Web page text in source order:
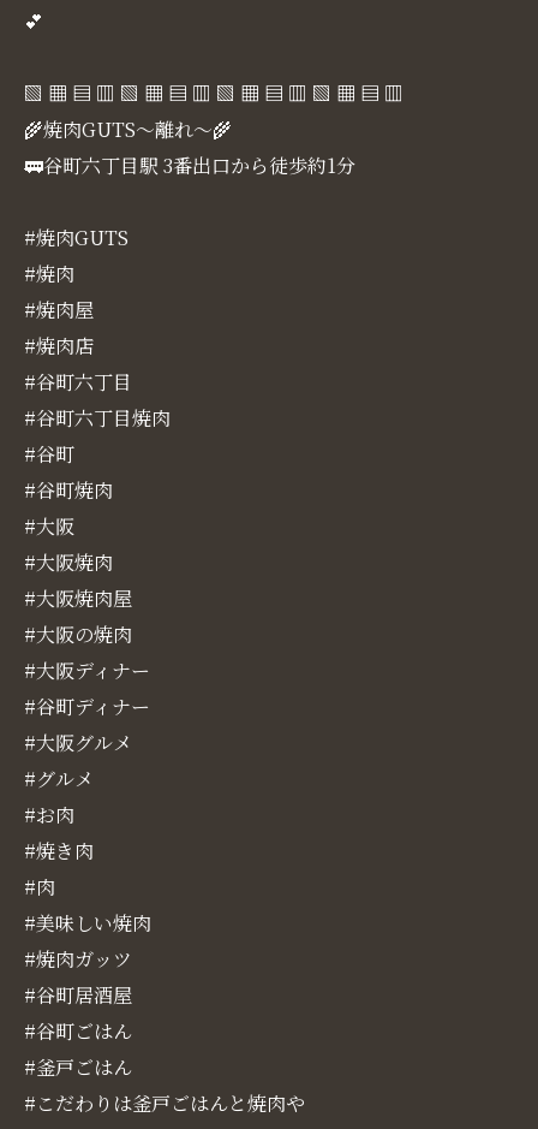
💕
▧ ▦ ▤ ▥ ▧ ▦ ▤ ▥ ▧ ▦ ▤ ▥ ▧ ▦ ▤ ▥
🌾焼肉GUTS～離れ～🌾
🚃谷町六丁目駅 3番出口から徒歩約1分
#焼肉GUTS
#焼肉
#焼肉屋
#焼肉店
#谷町六丁目
#谷町六丁目焼肉
#谷町
#谷町焼肉
#大阪
#大阪焼肉
#大阪焼肉屋
#大阪の焼肉
#大阪ディナー
#谷町ディナー
#大阪グルメ
#グルメ
#お肉
#焼き肉
#肉
#美味しい焼肉
#焼肉ガッツ
#谷町居酒屋
#谷町ごはん
#釜戸ごはん
#こだわりは釜戸ごはんと焼肉や